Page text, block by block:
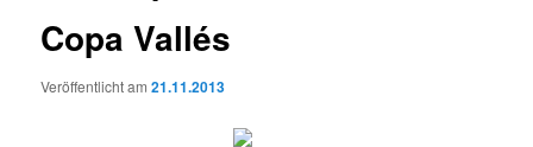
Copa Vallés
Veröffentlicht am21.11.2013